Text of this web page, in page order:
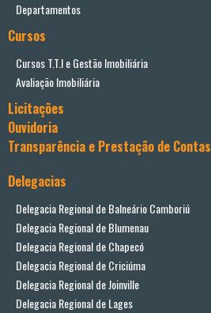
Departamentos
Cursos
Cursos T.T.I e Gestão Imobiliária
Avaliação Imobiliária
Licitações
Ouvidoria
Transparência e Prestação de Contas
Delegacias
Delegacia Regional de Balneário Camboriú
Delegacia Regional de Blumenau
Delegacia Regional de Chapecó
Delegacia Regional de Criciúma
Delegacia Regional de Joinville
Delegacia Regional de Lages